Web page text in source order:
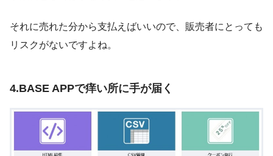
それに売れた分から支払えばいいので、販売者にとっても
リスクがないですよね。
4.BASE APPで痒い所に手が届く